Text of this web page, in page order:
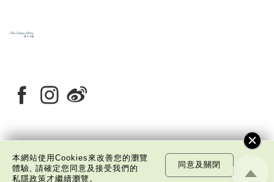
私隱政策聲明 免責聲明
©2026 中國文化研究院有限公司版權所有
本網站使用Cookies來改善您的瀏覽
體驗, 請確定您同意及接受我們的
私隱政策才繼續瀏覽。
同意及關閉